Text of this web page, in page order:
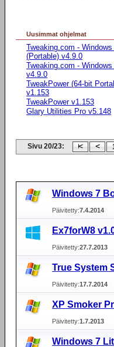
Uusimmat ohjelmat
Tweaking.com - Windows
(Portable) v4.9.0
Tweaking.com - Windows
v4.9.0
TweakPower (64-bit
v1.153
TweakPower v1.153
Glary Utilities Pro v5.148
Sivu 20/23:
Windows 7
Päivitetty:7.4.2014
Ex7forW8
Päivitetty:27.7.2013
True System
Päivitetty:17.7.2014
XP Smoker
Päivitetty:1.7.2013
Windows 7